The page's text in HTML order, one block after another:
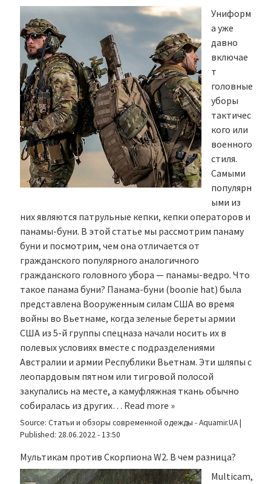
Униформ
а уже
давно
включае
т
головные
уборы
тактичес
кого или
военного
стиля.
Самыми
популярн
ыми из
них являются патрульные кепки, кепки операторов и
панамы-буни. В этой статье мы рассмотрим панаму
буни и посмотрим, чем она отличается от
гражданского популярного аналогичного
гражданского головного убора — панамы-ведро. Что
такое панама буни? Панама-буни (boonie hat) была
представлена Вооруженным силам США во время
войны во Вьетнаме, когда зеленые береты армии
США из 5-й группы спецназа начали носить их в
полевых условиях вместе с подразделениями
Австралии и армии Республики Вьетнам. Эти шляпы с
леопардовым пятном или тигровой полосой
закупались на месте, а камуфляжная ткань обычно
собиралась из других… Read more »
Source: Статьи и обзоры современной одежды - Aquamir.UA|
Published: 28.06.2022 - 13:50
Мультикам против Скорпиона W2. В чем разница?
Multicam,